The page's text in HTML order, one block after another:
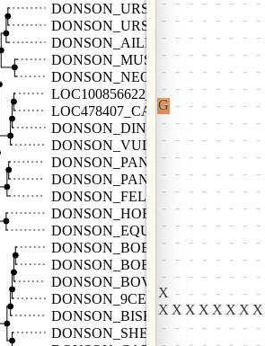
DONSON_URSAM
DONSON_URSMA
DONSON_AILME
DONSON_MUSPF
DONSON_NEOVI
LOC100856622_CANLF
LOC478407_CANLF
DONSON_DINGO
DONSON_VULVU
DONSON_PANPR
DONSON_PANTA
DONSON_FELCA
DONSON_HORSE
DONSON_EQUAS
DONSON_BOBOX
DONSON_BOBOX
DONSON_BOVIN
DONSON_9CETA
DONSON_BISBI
DONSON_SHEEP